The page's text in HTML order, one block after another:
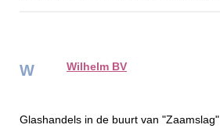
W Wilhelm BV
Glashandels in de buurt van "Zaamslag"